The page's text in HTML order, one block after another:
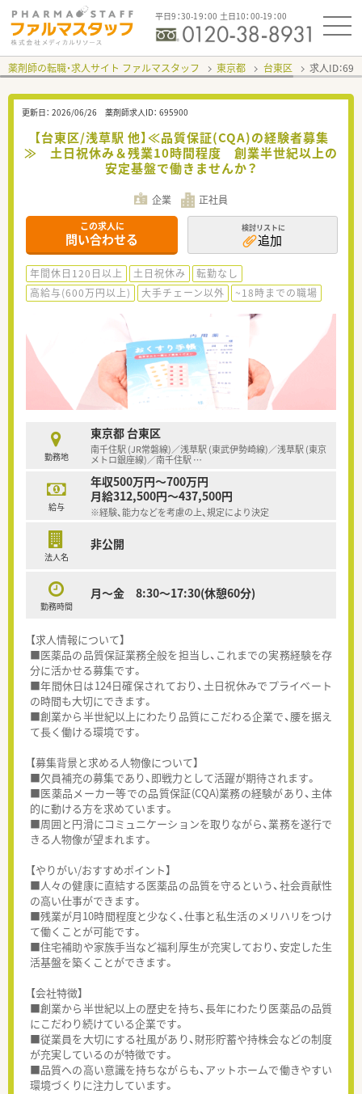
平日9：30-19：00 土日10：00-19：00
薬剤師の転職・求人サイト ファルマスタッフ 東京都 台東区 求人ID：
更新日： 2026/06/26 薬剤師求人ID： 695900
【台東区/浅草駅 他】≪品質保証(CQA)の経験者募集
≫ 土日祝休み＆残業10時間程度 創業半世紀以上の
安定基盤で働きませんか？
企業 正社員
この求人に
問い合わせる
検討リストに
追加
年間休日120日以上 土日祝休み
転勤なし
高給与(600万円以上)
大手チェーン以外 ~18時までの職場
勤務地
東京都 台東区
南千住駅 (JR常磐線)／浅草駅 (東武伊勢崎線)／浅草駅 (東京
メトロ銀座線)／南千住駅 …
給与
年収500万円～700万円
月給312,500円～437,500円
※経験、能力などを考慮の上、規定により決定
法人名
非公開
勤務時間
月～金 8:30～17:30(休憩60分)
【求人情報について】
■医薬品の品質保証業務全般を担当し、これまでの実務経験を存
分に活かせる募集です。
■年間休日は124日確保されており、土日祝休みでプライベート
の時間も大切にできます。
■創業から半世紀以上にわたり品質にこだわる企業で、腰を据え
て長く働ける環境です。
【募集背景と求める人物像について】
■欠員補充の募集であり、即戦力として活躍が期待されます。
■医薬品メーカー等での品質保証(CQA)業務の経験があり、主体
的に動ける方を求めています。
■周囲と円滑にコミュニケーションを取りながら、業務を遂行で
きる人物像が望まれます。
【やりがい/おすすめポイント】
■人々の健康に直結する医薬品の品質を守るという、社会貢献性
の高い仕事ができます。
■残業が月10時間程度と少なく、仕事と私生活のメリハリをつけ
て働くことが可能です。
■住宅補助や家族手当など福利厚生が充実しており、安定した生
活基盤を築くことができます。
【会社特徴】
■創業から半世紀以上の歴史を持ち、長年にわたり医薬品の品質
にこだわり続けている企業です。
■従業員を大切にする社風があり、財形貯蓄や持株会などの制度
が充実しているのが特徴です。
■品質への高い意識を持ちながらも、アットホームで働きやすい
環境づくりに注力しています。